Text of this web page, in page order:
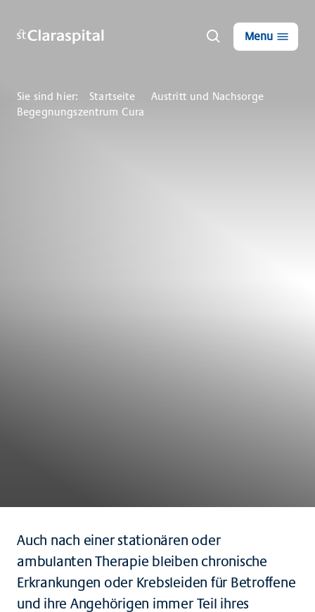
Menu
Sie sind hier: Startseite
Austritt und Nachsorge
Begegnungszentrum Cura
Auch nach einer stationären oder
ambulanten Therapie bleiben chronische
Erkrankungen oder Krebsleiden für Betroffene
und ihre Angehörigen immer Teil ihres